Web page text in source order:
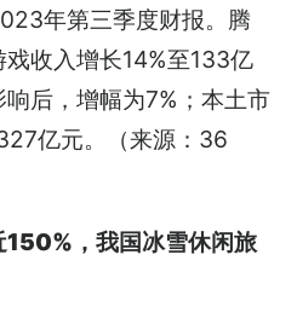
年第三季度财报。腾
收入增长14%至133亿
后，增幅为7%；本土市
亿元。（来源：36
150%，我国冰雪休闲旅